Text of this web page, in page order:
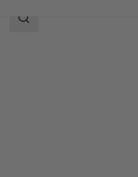
Zoekgebied